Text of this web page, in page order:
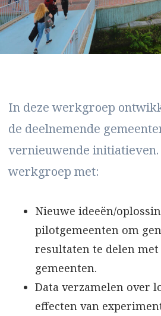
In deze werkgroep
de deelnemende
vernieuwende initiatieven.
werkgroep met:
Nieuwe ideeën/
pilotgemeenten om
resultaten te delen met
gemeenten.
Data verzamelen over
effecten van